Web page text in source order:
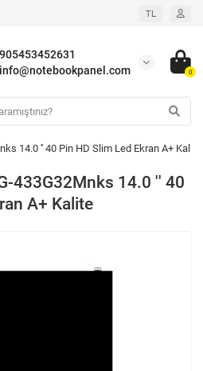
TL
905453452631
info@notebookpanel.com
0
14.0 '' 40 Pin HD Slim Led Ekran A+ Kalite
433G32Mnks 14.0 '' 40
A+ Kalite